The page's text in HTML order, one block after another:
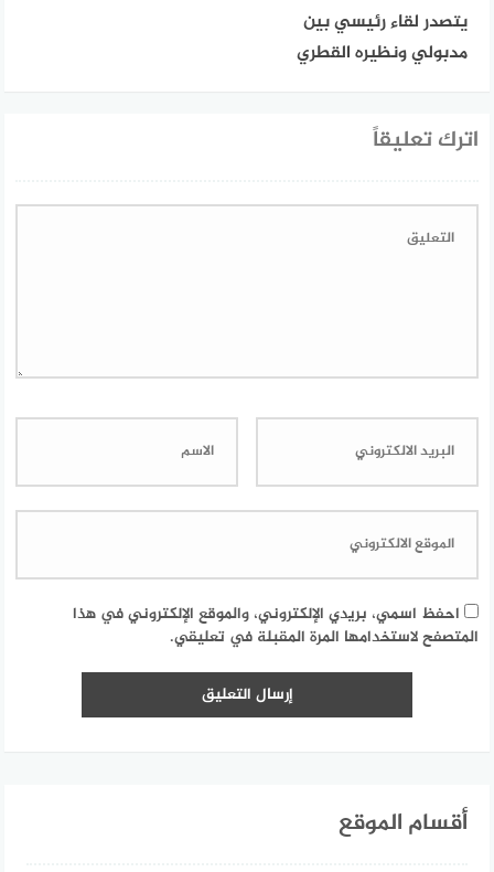
يتصدر لقاء رئيسي بين
مدبولي ونظيره القطري
اترك تعليقاً
احفظ اسمي، بريدي الإلكتروني، والموقع الإلكتروني في هذا
المتصفح لاستخدامها المرة المقبلة في تعليقي.
أقسام الموقع